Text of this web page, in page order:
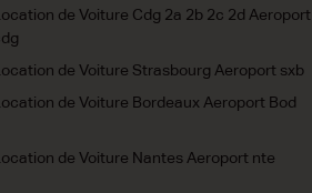
de Voiture Cdg 2a 2b 2c 2d Aeroport
de Voiture Strasbourg Aeroport sxb
de Voiture Bordeaux Aeroport Bod
de Voiture Nantes Aeroport nte